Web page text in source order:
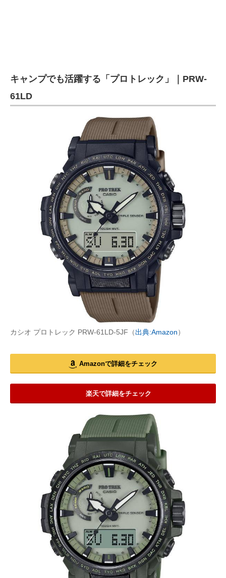
キャンプでも活躍する「プロトレック」｜PRW-
61LD
カシオ プロトレック PRW-61LD-5JF（出典:Amazon）
Amazonで詳細をチェック
楽天で詳細をチェック